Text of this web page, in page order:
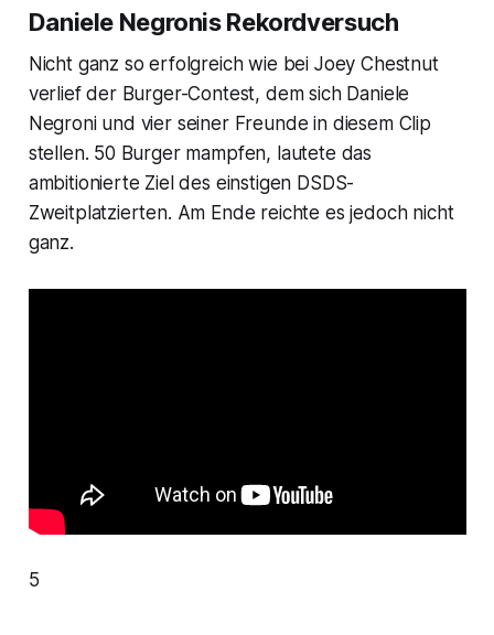
Daniele Negronis Rekordversuch
Nicht ganz so erfolgreich wie bei Joey Chestnut
verlief der Burger-Contest, dem sich Daniele
Negroni und vier seiner Freunde in diesem Clip
stellen. 50 Burger mampfen, lautete das
ambitionierte Ziel des einstigen DSDS-
Zweitplatzierten. Am Ende reichte es jedoch nicht
ganz.
5